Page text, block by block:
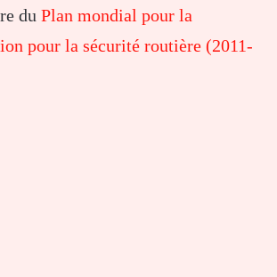
du Plan mondial pour la
pour la sécurité routière (2011-